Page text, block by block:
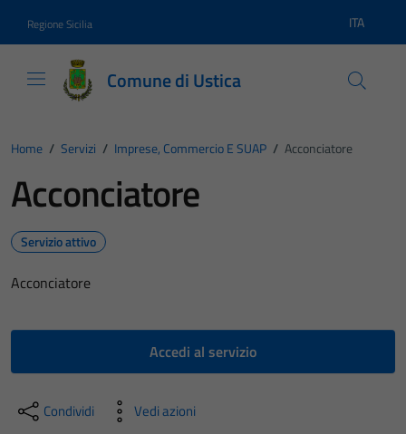
Regione Sicilia Lingua
ITA
Comune di Ustica
Home / Servizi / Imprese, Commercio E SUAP / Acconciatore
Acconciatore
Servizio attivo
Acconciatore
Accedi al servizio
Condividi Vedi azioni